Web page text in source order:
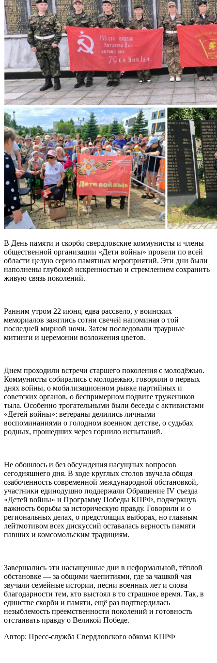
В День памяти и скорби свердловские коммунисты и члены
общественной организации «Дети войны» провели по всей
области целую серию памятных мероприятий. Эти дни были
наполнены глубокой искренностью и стремлением сохранить
живую связь поколений.
Ранним утром 22 июня, едва рассвело, у воинских
мемориалов зажглись сотни свечей напоминая о той
последней мирной ночи. Затем последовали траурные
митинги и церемонии возложения цветов.
Днем проходили встречи старшего поколения с молодёжью.
Коммунисты собирались с молодежью, говорили о первых
днях войны, о мобилизационном рывке партийных и
советских органов, о беспримерном подвиге тружеников
тыла. Особенно трогательными были беседы с активистами
«Детей войны»: ветераны делились личными
воспоминаниями о голодном военном детстве, о судьбах
родных, прошедших через горнило испытаний.
Не обошлось и без обсуждения насущных вопросов
сегодняшнего дня. В ходе круглых столов звучала общая
озабоченность современной международной обстановкой,
участники единодушно поддержали Обращение IV съезда
«Детей войны» и Программу Победы КПРФ, подчеркнув
важность борьбы за историческую правду. Говорили и о
региональных делах, о предстоящих выборах, но главным
лейтмотивом всех дискуссий оставалась верность памяти
павших и комсомольским традициям.
Завершались эти насыщенные дни в неформальной, тёплой
обстановке — за общими чаепитиями, где за чашкой чая
звучали семейные истории, песни военных лет и слова
благодарности тем, кто выстоял в то страшное время. Так, в
единстве скорби и памяти, ещё раз подтвердилась
незыблемость преемственности поколений и готовность
отстаивать правду о Великой Победе.
Автор: Пресс-служба Свердловского обкома КПРФ